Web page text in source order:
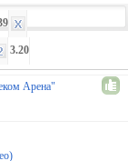
3.20
Арена"